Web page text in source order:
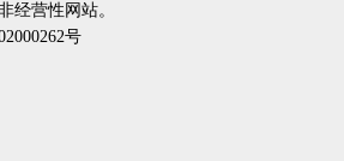
经营性网站。
号